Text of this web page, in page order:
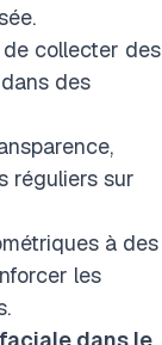
collecter des
des
réguliers sur
à des
les